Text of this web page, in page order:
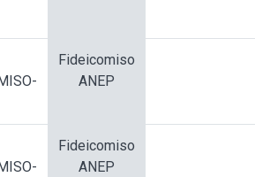
Fideicomiso
ANEP
Fideicomiso
ANEP